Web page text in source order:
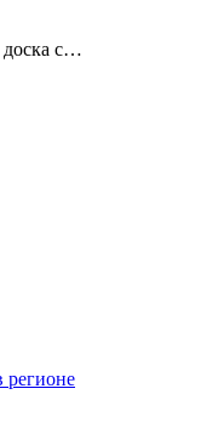
доска с…
регионе